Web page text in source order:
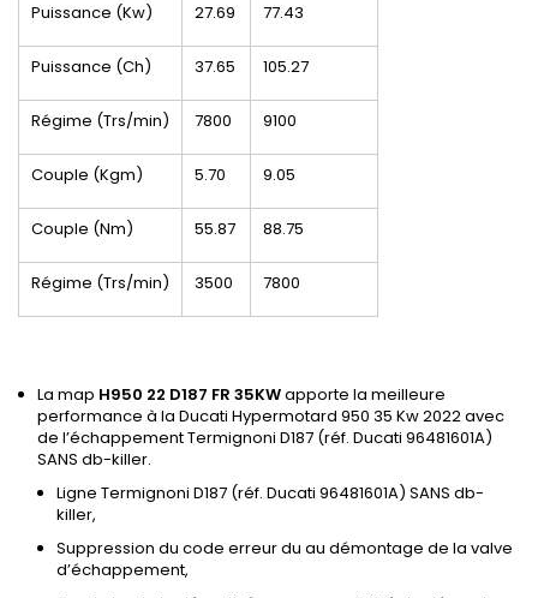
Puissance (Kw) 27.69 77.43
Puissance (Ch) 37.65 105.27
Régime (Trs/min) 7800 9100
Couple (Kgm) 5.70 9.05
Couple (Nm) 55.87 88.75
Régime (Trs/min) 3500 7800
La map H950 22 D187 FR 35KWapporte la meilleure
performance à la Ducati Hypermotard 950 35 Kw 2022 avec
de l’échappement Termignoni D187 (réf. Ducati 96481601A)
SANS db-killer.
Ligne Termignoni D187 (réf. Ducati 96481601A) SANS db-
killer,
Suppression du code erreur du au démontage de la valve
d’échappement,